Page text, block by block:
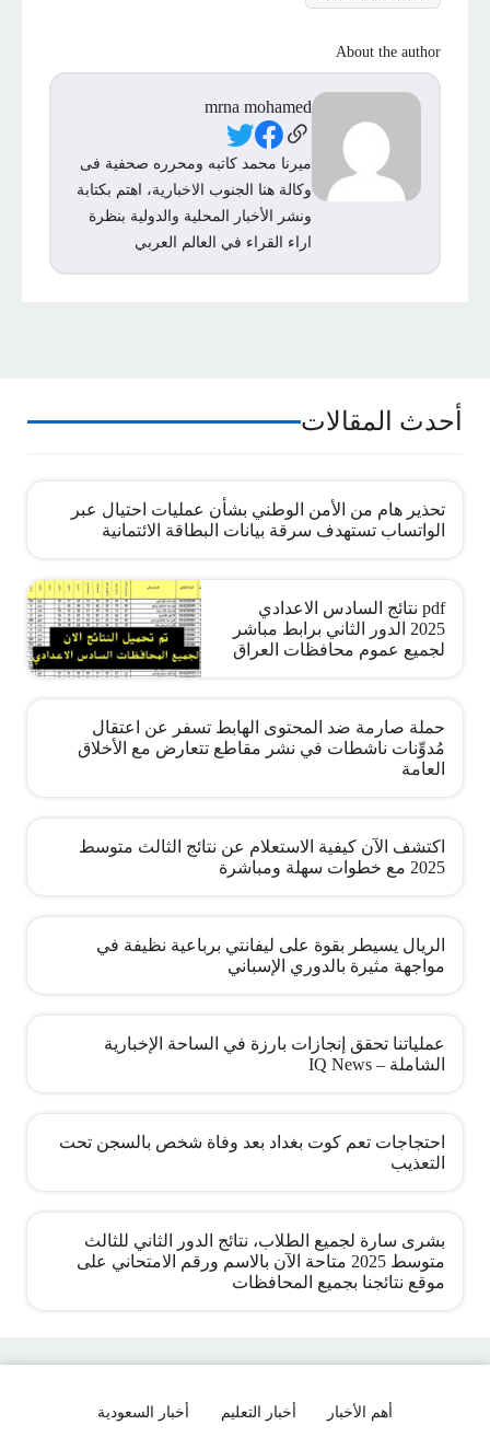
About the author
mrna mohamed
Social Links
ميرنا محمد كاتبه ومحرره صحفية فى
وكالة هنا الجنوب الاخبارية، اهتم بكتابة
ونشر الأخبار المحلية والدولية بنظرة
اراء القراء في العالم العربي
أحدث المقالات
تحذير هام من الأمن الوطني بشأن عمليات احتيال عبر
الواتساب تستهدف سرقة بيانات البطاقة الائتمانية
pdf نتائج السادس الاعدادي
2025 الدور الثاني برابط مباشر
لجميع عموم محافظات العراق
حملة صارمة ضد المحتوى الهابط تسفر عن اعتقال
مُدوِّنات ناشطات في نشر مقاطع تتعارض مع الأخلاق
العامة
اكتشف الآن كيفية الاستعلام عن نتائج الثالث متوسط
2025 مع خطوات سهلة ومباشرة
الريال يسيطر بقوة على ليفانتي برباعية نظيفة في
مواجهة مثيرة بالدوري الإسباني
عملياتنا تحقق إنجازات بارزة في الساحة الإخبارية
الشاملة – IQ News
احتجاجات تعم كوت بغداد بعد وفاة شخص بالسجن تحت
التعذيب
بشرى سارة لجميع الطلاب، نتائج الدور الثاني للثالث
متوسط 2025 متاحة الآن بالاسم ورقم الامتحاني على
موقع نتائجنا بجميع المحافظات
أهم الأخبار أخبار التعليم أخبار السعودية